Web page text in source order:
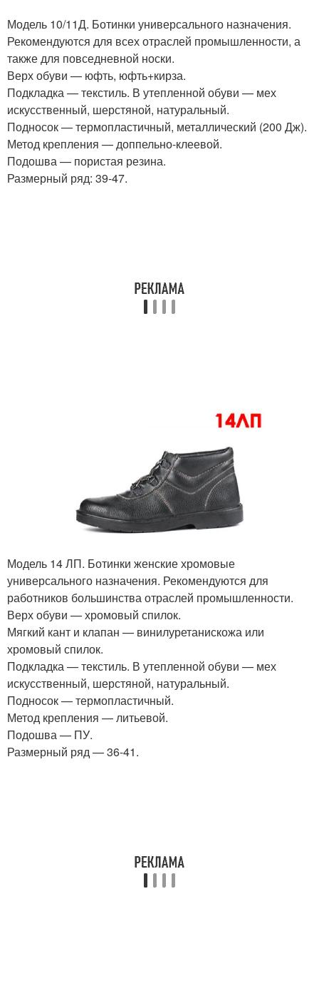
Модель 10/11Д. Ботинки универсального назначения.
Рекомендуются для всех отраслей промышленности, а
также для повседневной носки.
Верх обуви — юфть, юфть+кирза.
Подкладка — текстиль. В утепленной обуви — мех
искусственный, шерстяной, натуральный.
Подносок — термопластичный, металлический (200 Дж).
Метод крепления — доппельно-клеевой.
Подошва — пористая резина.
Размерный ряд: 39-47.
Модель 14 ЛП. Ботинки женские хромовые
универсального назначения. Рекомендуются для
работников большинства отраслей промышленности.
Верх обуви — хромовый спилок.
Мягкий кант и клапан — винилуретанискожа или
хромовый спилок.
Подкладка — текстиль. В утепленной обуви — мех
искусственный, шерстяной, натуральный.
Подносок — термопластичный.
Метод крепления — литьевой.
Подошва — ПУ.
Размерный ряд — 36-41.